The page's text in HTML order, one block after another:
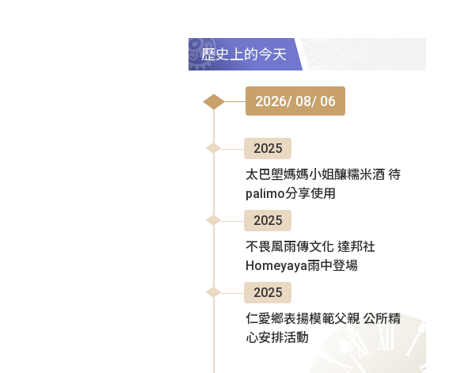
歷史上的今天
2026/ 08/ 06
2025
太巴塱媽媽小姐釀糯米酒 待
palimo分享使用
2025
不畏風雨傳文化 達邦社
Homeyaya雨中登場
2025
仁愛鄉表揚模範父親 公所精
心安排活動